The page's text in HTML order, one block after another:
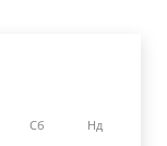
Сб Нд